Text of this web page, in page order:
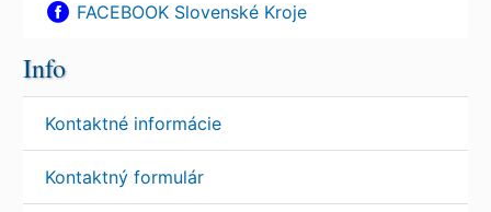
FACEBOOK Slovenské Kroje
Info
Kontaktné informácie
Kontaktný formulár